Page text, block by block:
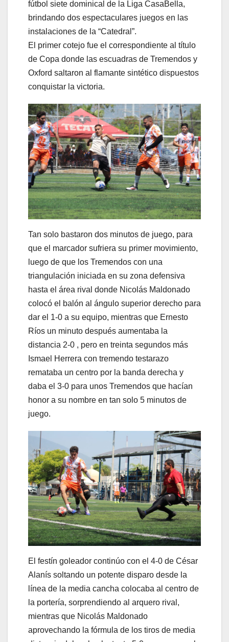
fútbol siete dominical de la Liga CasaBella,
brindando dos espectaculares juegos en las
instalaciones de la “Catedral”.
El primer cotejo fue el correspondiente al título
de Copa donde las escuadras de Tremendos y
Oxford saltaron al flamante sintético dispuestos
conquistar la victoria.
Tan solo bastaron dos minutos de juego, para
que el marcador sufriera su primer movimiento,
luego de que los Tremendos con una
triangulación iniciada en su zona defensiva
hasta el área rival donde Nicolás Maldonado
colocó el balón al ángulo superior derecho para
dar el 1-0 a su equipo, mientras que Ernesto
Ríos un minuto después aumentaba la
distancia 2-0 , pero en treinta segundos más
Ismael Herrera con tremendo testarazo
remataba un centro por la banda derecha y
daba el 3-0 para unos Tremendos que hacían
honor a su nombre en tan solo 5 minutos de
juego.
El festín goleador continúo con el 4-0 de César
Alanís soltando un potente disparo desde la
línea de la media cancha colocaba al centro de
la portería, sorprendiendo al arquero rival,
mientras que Nicolás Maldonado
aprovechando la fórmula de los tiros de media